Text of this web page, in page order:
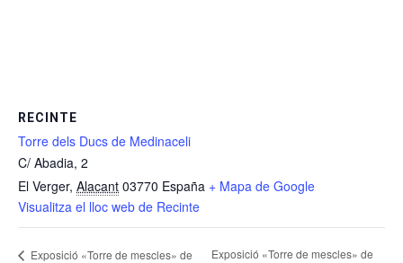
RECINTE
Torre dels Ducs de Medinaceli
C/ Abadia, 2
El Verger, Alacant 03770 España + Mapa de Google
Visualitza el lloc web de Recinte
Exposició «Torre de mescles» de
Exposició «Torre de mescles» de